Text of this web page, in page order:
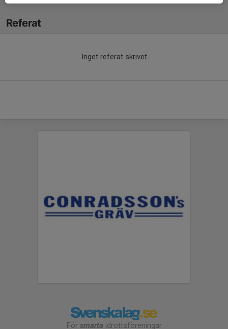
Referat
Inget referat skrivet
För smarta idrottsföreningar